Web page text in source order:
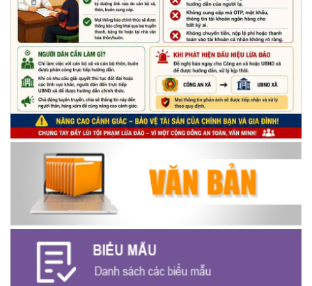
Chương trình kỷ niệm 85 năm ngày thành lập Đội TNTP Hồ Chí
Minh (15/05/1941 – 15/05/2026) và kỷ niệm 136 năm ngày
sinh Chủ tịch Hồ Chí Minh (19/05/1890 – 19/05/2026).
(14/05/2026)
Thông báo tiếp nhận phản ánh, kiến nghị về quy định thủ tục
hành chính
(07/08/2026)
Thông báo về thực hiện Luật tương trợ tư pháp về dân sự và
các văn bản quy định chi tiết, hướng dẫn thi hành
(04/08/2026)
(24/07/2026)